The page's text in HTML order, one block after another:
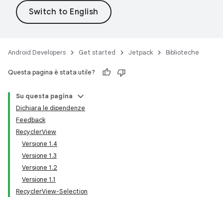
Android Developers Get started Jetpack Biblioteche
Questa pagina è stata utile?
Su questa pagina
Dichiara le dipendenze
Feedback
RecyclerView
Versione 1.4
Versione 1.3
Versione 1.2
Versione 1.1
RecyclerView-Selection